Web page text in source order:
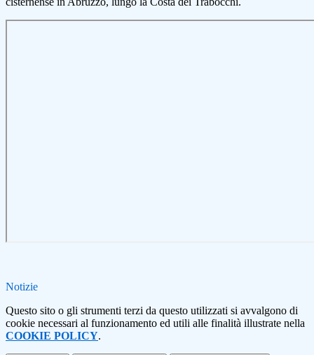
Notizie
Questo sito o gli strumenti terzi da questo utilizzati si avvalgono di
cookie necessari al funzionamento ed utili alle finalità illustrate nella
COOKIE POLICY.